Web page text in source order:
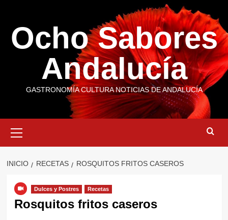
contenido
Ocho Sabores
Andalucía
GASTRONOMÍA CULTURA NOTICIAS DE ANDALUCÍA
primario
INICIO RECETAS ROSQUITOS FRITOS CASEROS
Dulces y Postres Recetas
Rosquitos fritos caseros